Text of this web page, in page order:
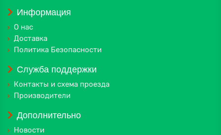
Информация
О нас
Доставка
Политика Безопасности
Служба поддержки
Контакты и схема проезда
Производители
Дополнительно
Новости